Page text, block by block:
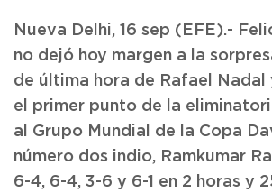
Nueva Delhi, 16 sep (EFE).-
no dejó hoy margen a la
de última hora de Rafael Nadal
el primer punto de la
al Grupo Mundial de la Copa
número dos indio, Ramkumar
6-4, 6-4, 3-6 y 6-1 en 2 horas y